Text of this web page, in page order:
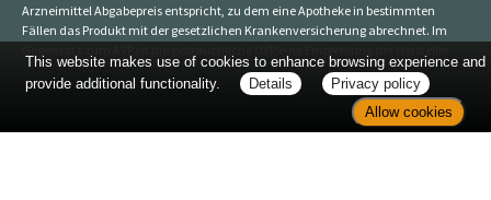
Arzneimittel Abgabepreis entspricht, zu dem eine Apotheke in bestimmten
Fällen das Produkt mit der gesetzlichen Krankenversicherung abrechnet. Im
This website makes use of cookies to enhance browsing experience and
provide additional functionality.
Details
Privacy policy
Allow cookies